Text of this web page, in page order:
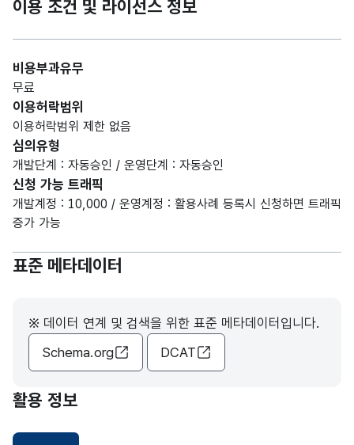
이용 조건 및 라이선스 정보
비용부과유무
무료
이용허락범위
이용허락범위 제한 없음
심의유형
개발단계 : 자동승인 / 운영단계 : 자동승인
신청 가능 트래픽
개발계정 : 10,000 / 운영계정 : 활용사례 등록시 신청하면 트래픽
증가 가능
표준 메타데이터
※ 데이터 연계 및 검색을 위한 표준 메타데이터입니다.
Schema.org
DCAT
활용 정보